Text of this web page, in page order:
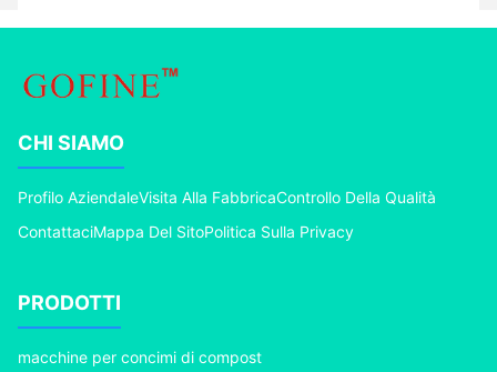
CHI SIAMO
Profilo AziendaleVisita Alla FabbricaControllo Della Qualità
ContattaciMappa Del SitoPolitica Sulla Privacy
PRODOTTI
macchine per concimi di compost